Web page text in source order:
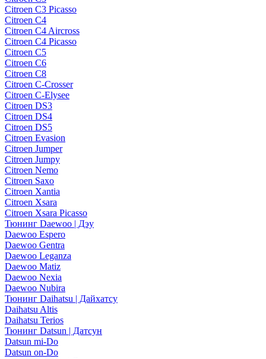
Citroen C3 Picasso
Citroen C4
Citroen C4 Aircross
Citroen C4 Picasso
Citroen C5
Citroen C6
Citroen C8
Citroen C-Crosser
Citroen C-Elysee
Citroen DS3
Citroen DS4
Citroen DS5
Citroen Evasion
Citroen Jumper
Citroen Jumpy
Citroen Nemo
Citroen Saxo
Citroen Xantia
Citroen Xsara
Citroen Xsara Picasso
Тюнинг Daewoo | Дэу
Daewoo Espero
Daewoo Gentra
Daewoo Leganza
Daewoo Matiz
Daewoo Nexia
Daewoo Nubira
Тюнинг Daihatsu | Дайхатсу
Daihatsu Altis
Daihatsu Terios
Тюнинг Datsun | Датсун
Datsun mi-Do
Datsun on-Do